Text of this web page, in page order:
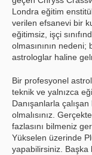
Londra eğitim
verilen efsanevi bir
eğitimsiz, işçi
olmasınının nedeni;
astrologlar haline
Bir profesyonel
teknik ve yalnızca
Danışanlarla
olmalısınız.
fazlasını bilmeniz
Yükselen üzerinde
yapabilirsiniz. Başka